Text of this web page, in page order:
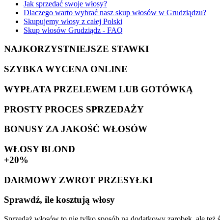
Jak sprzedać swoje włosy?
Dlaczego warto wybrać nasz skup włosów w Grudziądzu?
Skupujemy włosy z całej Polski
Skup włosów Grudziądz - FAQ
NAJKORZYSTNIEJSZE STAWKI
SZYBKA WYCENA ONLINE
WYPŁATA PRZELEWEM LUB GOTÓWKĄ
PROSTY PROCES SPRZEDAŻY
BONUSY ZA JAKOŚĆ WŁOSÓW
WŁOSY BLOND
+20%
DARMOWY ZWROT PRZESYŁKI
Sprawdź, ile kosztują włosy